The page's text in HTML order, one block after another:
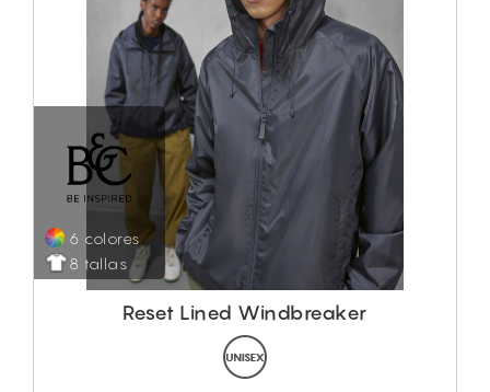
6 colores
8 tallas
Reset Lined Windbreaker